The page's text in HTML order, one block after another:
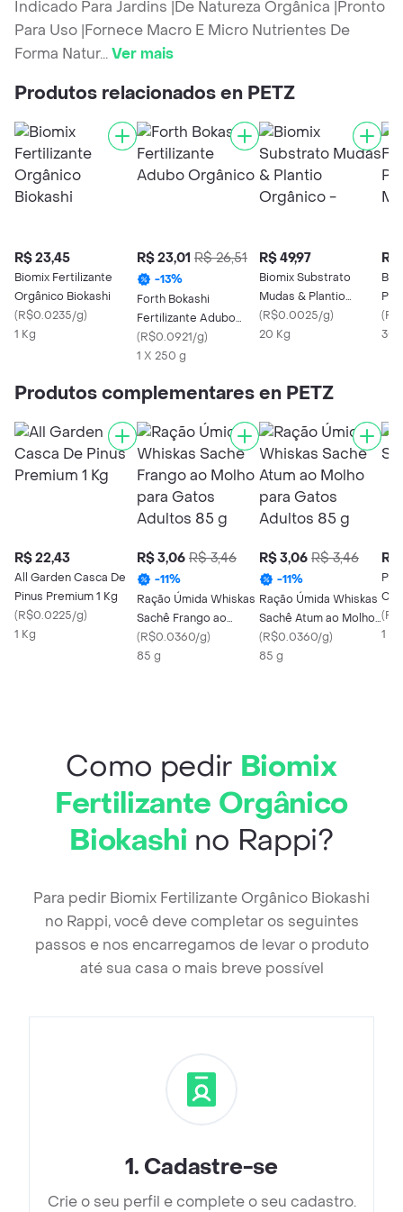
Indicado Para Jardins |De Natureza Orgânica |Pronto
Para Uso |Fornece Macro E Micro Nutrientes De
Forma Natur...Ver mais
Produtos relacionados en PETZ
R$ 23,45
Biomix Fertilizante
Orgânico Biokashi
(R$0.0235/g)
1 Kg
R$ 23,01 R$ 26,51
-13%
Forth Bokashi
Fertilizante Adubo
Orgânico
(R$0.0921/g)
1 X 250 g
R$ 49,97
Biomix Substrato
Mudas & Plantio
Orgânico -
(R$0.0025/g)
20 Kg
R$
(
Produtos complementares en PETZ
R$ 22,43
All Garden Casca De
Pinus Premium 1 Kg
(R$0.0225/g)
1 Kg
R$ 3,06 R$ 3,46
-11%
Ração Úmida Whiskas
Sachê Frango ao
Molho para Gatos
Adultos 85 g
(R$0.0360/g)
85 g
R$ 3,06 R$ 3,46
-11%
Ração Úmida Whiskas
Sachê Atum ao Molho
para Gatos Adultos 85
g
(R$0.0360/g)
85 g
R$
(
1 X
Como pedir Biomix
Fertilizante Orgânico
Biokashi no Rappi?
Para pedir Biomix Fertilizante Orgânico Biokashi
no Rappi, você deve completar os seguintes
passos e nos encarregamos de levar o produto
até sua casa o mais breve possível
1. Cadastre-se
Crie o seu perfil e complete o seu cadastro.